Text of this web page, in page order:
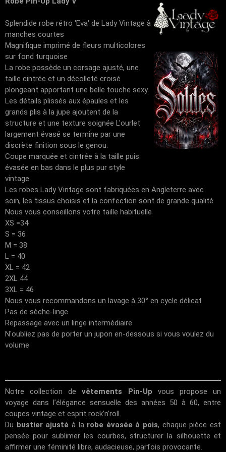
Splendide robe rétro 'Eva' de Lady Vintage à
manches courtes
Magnifique imprimé de fleurs multicolores
sur fond turquoise
La robe possède un corsage ajusté, une
taille cintrée et un décolleté croisé
plongeant apportant une belle touche sexy.
Les détails plissés aux épaules et les
grands plis à la jupe ajoutent de la
structure et une texture soignée L'ourlet
largement évasé se termine par une
discrète finition sous le genou.
Coupe marquée et cintrée à la taille puis
évasée en bas dans le plus pur style
vintage
Les robes Lady Vintage sont fabriquées en Angleterre avec
soin, les tissus choisis et la confection sont de grande qualité
Nous vous conseillons votre taille habituelle
XS =34
S = 36
M = 38
L = 40
XL = 42
2XL 44
3XL = 46
Nous vous recommandons un lavage à 30° en cycle délicat
Pas de sèche-linge
Repassage avec un linge intermédiaire
N'oubliez pas de porter un jupon en-dessous si vous voulez du
volume
Notre collection devêtements Pin-Up vous propose un
voyage dans l’élégance sensuelle des années 50 à 60, entre
coupes vintage et esprit rock’n’roll.
Du bustier ajusté à la robe évasée à pois, chaque pièce est
pensée pour sublimer les courbes, structurer la silhouette et
affirmer une féminité libre, audacieuse, parfois provocante.